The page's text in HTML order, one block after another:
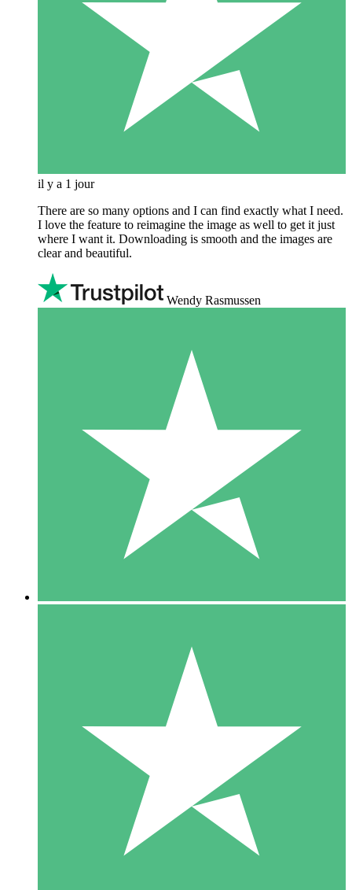
il y a 1 jour
There are so many options and I can find exactly what I need.
I love the feature to reimagine the image as well to get it just
where I want it. Downloading is smooth and the images are
clear and beautiful.
Wendy Rasmussen